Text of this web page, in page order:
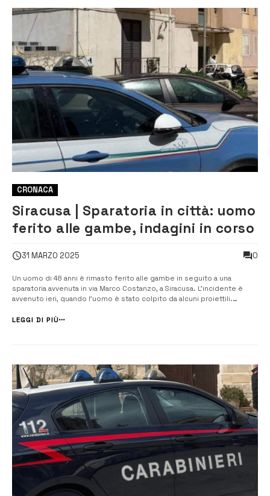
CRONACA
Siracusa | Sparatoria in città: uomo
ferito alle gambe, indagini in corso
31 MARZO 2025 0
Un uomo di 48 anni è rimasto ferito alle gambe in seguito a una
sparatoria avvenuta in via Marco Costanzo, a Siracusa. L’incidente è
avvenuto ieri, quando l’uomo è stato colpito da alcuni proiettili.
sue condizioni non sembrano essere gravi. La polizia...
LEGGI DI PIÙ